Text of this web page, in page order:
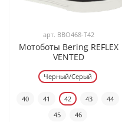
арт. BBO468-T42
Мотоботы Bering REFLEX
VENTED
Черный/Серый
40 41 42 43
44
45
46